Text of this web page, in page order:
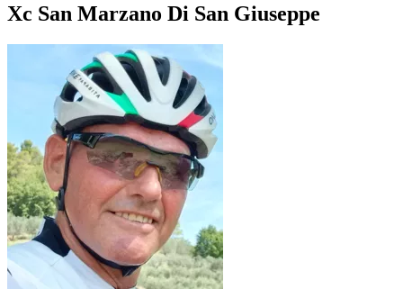
Xc San Marzano Di San Giuseppe